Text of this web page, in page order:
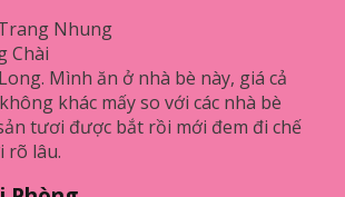
Nhung
Chài
Mình ăn ở nhà bè này, giá cả
khác mấy so với các nhà bè
tươi được bắt rồi mới đem đi chế
rõ lâu.